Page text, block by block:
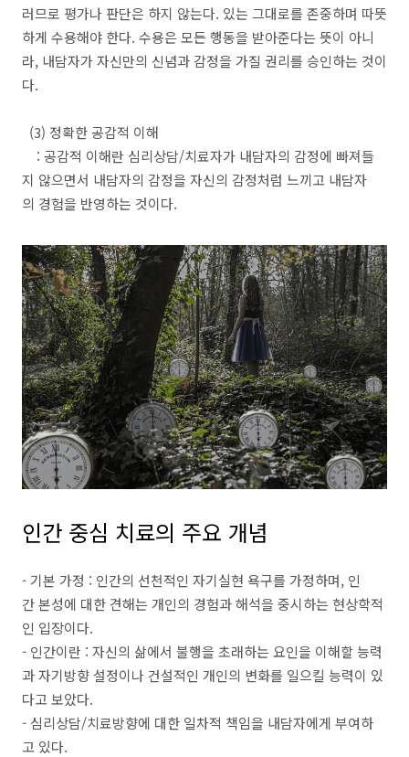
러므로 평가나 판단은 하지 않는다. 있는 그대로를 존중하며 따뜻
하게 수용해야 한다. 수용은 모든 행동을 받아준다는 뜻이 아니
라, 내담자가 자신만의 신념과 감정을 가질 권리를 승인하는 것이
다.
(3) 정확한 공감적 이해
: 공감적 이해란 심리상담/치료자가 내담자의 감정에 빠져들
지 않으면서 내담자의 감정을 자신의 감정처럼 느끼고 내담자
의 경험을 반영하는 것이다.
인간 중심 치료의 주요 개념
- 기본 가정 : 인간의 선천적인 자기실현 욕구를 가정하며, 인
간 본성에 대한 견해는 개인의 경험과 해석을 중시하는 현상학적
인 입장이다.
- 인간이란 : 자신의 삶에서 불행을 초래하는 요인을 이해할 능력
과 자기방향 설정이나 건설적인 개인의 변화를 일으킬 능력이 있
다고 보았다.
- 심리상담/치료방향에 대한 일차적 책임을 내담자에게 부여하
고 있다.